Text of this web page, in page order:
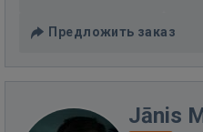
Предложить заказ
Jānis